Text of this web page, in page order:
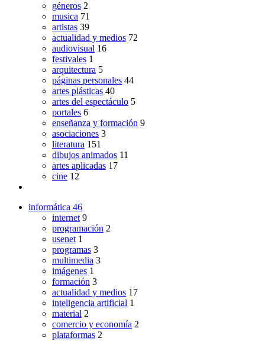
géneros 2
musica 71
artistas 39
actualidad y medios 72
audiovisual 16
festivales 1
arquitectura 5
páginas personales 44
artes plásticas 40
artes del espectáculo 5
portales 6
enseñanza y formación 9
asociaciones 3
literatura 151
dibujos animados 11
artes aplicadas 17
cine 12
informática 46
internet 9
programación 2
usenet 1
programas 3
multimedia 3
imágenes 1
formación 3
actualidad y medios 17
inteligencia artificial 1
material 2
comercio y economía 2
plataformas 2